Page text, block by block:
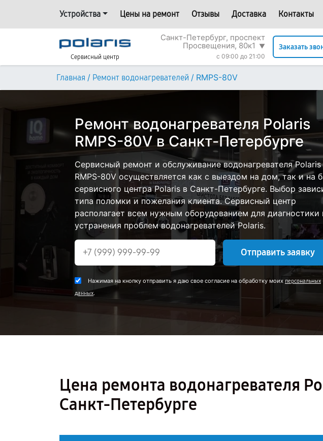
Устройства Цены на ремонт Отзывы Доставка Контакты
Сервисный центр
Санкт-Петербург, проспект
Просвещения, 80к1
▼
c 09:00 до 21:00
Заказать
Главная / Ремонт водонагревателей / RMPS-80V
Ремонт водонагревателя Polaris
RMPS-80V в Санкт-Петербурге
Сервисный ремонт и обслуживание водонагревателя Polaris
RMPS-80V осуществляется как с выездом на дом, так и на
сервисного центра Polaris в Санкт-Петербурге. Выбор
типа поломки и пожелания клиента. Сервисный центр
располагает всем нужным оборудованием для диагностики
устранения проблем водонагревателей Polaris.
Отправить заявку
Нажимая на кнопку отправить я даю свое согласие на обработку моих персональных
данных.
Цена ремонта водонагревателя
Санкт-Петербурге